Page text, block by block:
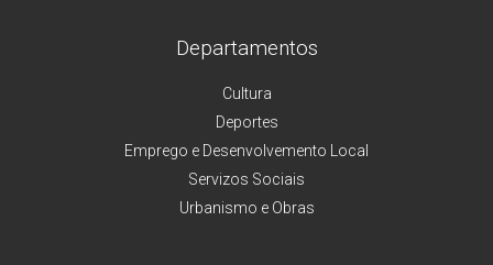
Departamentos
Cultura
Deportes
Emprego e Desenvolvemento Local
Servizos Sociais
Urbanismo e Obras